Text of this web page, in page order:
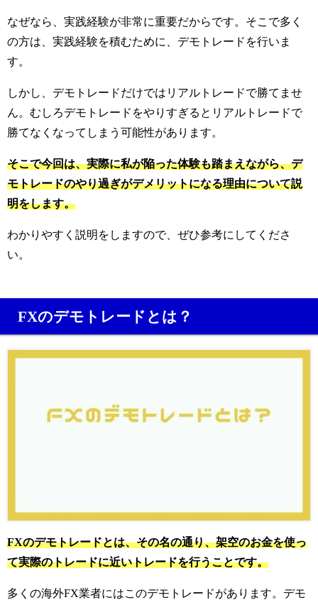
なぜなら、実践経験が非常に重要だからです。そこで多く
の方は、実践経験を積むために、デモトレードを行いま
す。
しかし、デモトレードだけではリアルトレードで勝てませ
ん。 むしろデモトレードをやりすぎるとリアルトレードで
勝てなくなってしまう可能性があります。
そこで今回は、実際に私が陥った体験も踏まえながら、デ
モトレードのやり過ぎがデメリットになる理由について説
明をします。
わかりやすく説明をしますので、ぜひ参考にしてくださ
い。
FXのデモトレードとは？
FXのデモトレードとは、その名の通り、架空のお金を使っ
て実際のトレードに近いトレードを行うことです。
多くの海外FX業者にはこのデモトレードがあります。 デモ